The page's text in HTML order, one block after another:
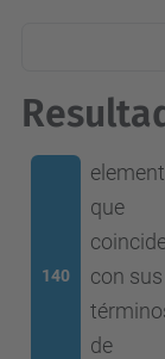
140
que
con sus
de